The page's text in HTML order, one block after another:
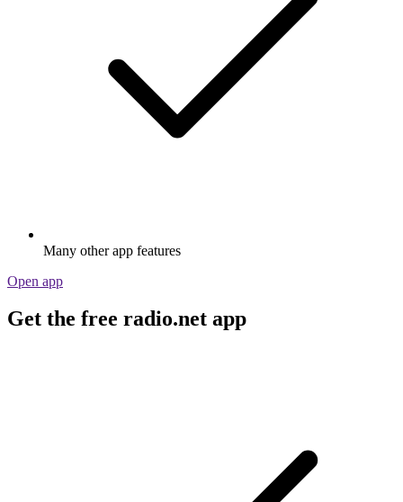
Many other app features
Open app
Get the free radio.net app